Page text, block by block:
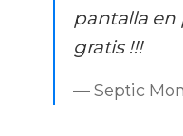
pantalla en
gratis !!!
— Septic